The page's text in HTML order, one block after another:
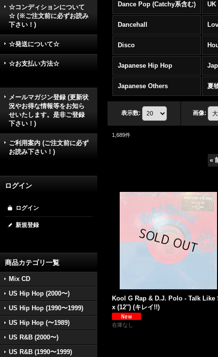
☆コンディションについて
☆ (※ご注文前に必ずお読み
下さい！)
☆発送について☆
☆お支払い方法☆
メールマガジン登録 (更新状
況やお得な情報等をお知ら
せいたします。是非ご登録
下さい！)
ご利用案内 (ご注文前に必ず
お読み下さい！)
ログイン
ログイン
新規登録
商品カテゴリ一覧
Mix CD
US Hip Hop (2000〜)
US Hip Hop (1990〜1999)
US Hip Hop (〜1989)
US R&B (2000〜)
US R&B (1990〜1999)
Dance Pop (Catchy系含む) UK
Dancehall
Disco
Japanese Hip Hop
Japanese Others 夏
表示数: 画像:
1,689件
«
Kool G Rap & D.J. Polo - Talk Like
x (12'') (キレイ!!)
在庫なし